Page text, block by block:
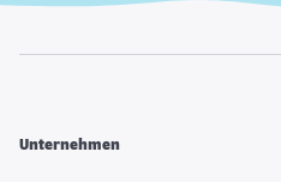
Unternehmen